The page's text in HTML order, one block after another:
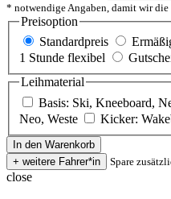
* notwendige Angaben, damit wir
Preisoption
Standardpreis
1 Stunde flexibel
Leihmaterial
Basis: Ski, Kneeboard,
Neo, Weste
Kicker:
Spare
close